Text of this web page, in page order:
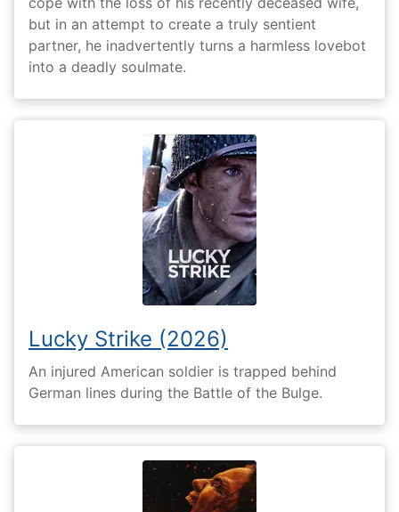
but in an attempt to create a truly sentient
partner, he inadvertently turns a harmless lovebot
into a deadly soulmate.
Lucky Strike (2026)
An injured American soldier is trapped behind
German lines during the Battle of the Bulge.